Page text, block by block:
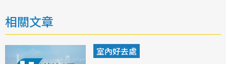
相關文章
室內好去處